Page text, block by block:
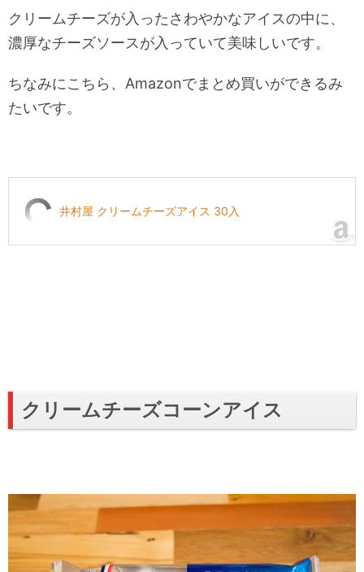
クリームチーズが入ったさわやかなアイスの中に、
濃厚なチーズソースが入っていて美味しいです。
ちなみにこちら、Amazonでまとめ買いができるみ
たいです。
井村屋 クリームチーズアイス 30入
クリームチーズコーンアイス